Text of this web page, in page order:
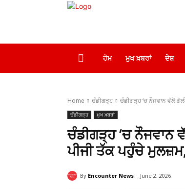
ਹੋਮ ਮੁਖ ਖ਼ਬਰਾਂ ਦੇਸ਼
Home ਚੰਡੀਗੜ੍ਹ ਚੰਡੀਗੜ੍ਹ ‘ਚ ਨੌਜਵਾਨ ਵੱਲੋਂ
ਚੰਡੀਗੜ੍ਹ ਮੁਖ ਖ਼ਬਰਾਂ
ਚੰਡੀਗੜ੍ਹ ‘ਚ ਨੌਜਵਾਨ
ਪੀਜੀ ਤੱਕ ਪਹੁੰਚੇ
By Encounter News June 2, 2026